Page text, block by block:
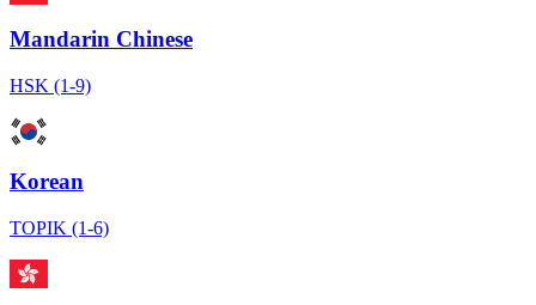
Mandarin Chinese
HSK (1-9)
Korean
TOPIK (1-6)